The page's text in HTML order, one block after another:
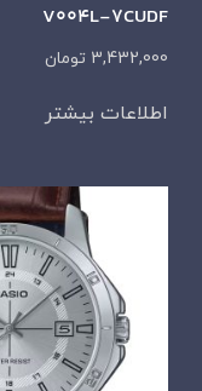
V004L-7CUDF
3,432,000 تومان
اطلاعات بیشتر